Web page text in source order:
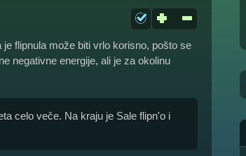
flipnula može biti vrlo korisno, pošto se
negativne energije, ali je za okolinu
celo veče. Na kraju je Sale flipn'o i